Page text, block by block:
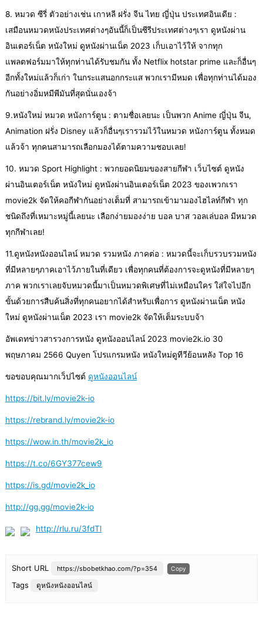
8. หมวด ซีรี่ ตัวอย่างเช่น เกาหลี ฝรั่ง จีน ไทย ญี่ปุ่น ประเทศอินเดีย :
เสมือนหมวดหนังประเทศต่างๆอันนี้ก็เป็นซีรีประเทศต่างๆเรา ดูหนังผ่าน
อินเตอร์เน็ต หนังใหม่ ดูหนังผ่านเน็ต 2023 เก็บเอาไว้ให้ จากทุก
แพลตฟอร์มมาให้ทุกท่านได้รับชมกัน ทั้ง Netflix hotstar prime และก็อื่นๆ
อีกทั้งใหม่แล้วก็เก่า ในกระแสนอกกระแส พวกเรามีหมด เพื่อทุกท่านได้มอง
กันอย่างอิ่มหมีพีมันที่สุดนั่นเองจ้า
9.หนังใหม่ หมวด หนังการ์ตูน : ตามชื่อเลยนะ เป็นพวก Anime ญี่ปุ่น จีน,
Animation ฝรั่ง Disney แล้วก็อื่นๆเรารวมไว้ในหมวด หนังการ์ตูน ทั้งหมด
แล้วจ้า ทุกคนสามารถเลือกมองได้ตามความชอบเลย!
10. หมวด Sport Highlight : พวกยอดนิยมของสายกีฬา เว็บไซต์ ดูหนัง
ผ่านอินเตอร์เน็ต หนังใหม่ ดูหนังผ่านอินเตอร์เน็ต 2023 ของเพวกเรา
movie2k จัดให้คอกีฬากันอย่างเต็มที่ สามารถเข้ามามองไฮไลท์กีฬา ทุก
ชนิดถึงที่เหมาะหมู่นี้เลยนะ เลือกง่ายมองง่าย บอล บาส วอลเล่บอล มีหมวด
ทุกกีฬาเลย!
11.ดูหนังหนังออนไลน์ หมวด รวมหนัง ภาคต่อ : หมวดนี้จะเก็บรวบรวมหนัง
ที่มีหลายๆภาคเอาไว้ภายในที่เดียว เพื่อทุกคนที่ต้องการจะดูหนังที่มีหลายๆ
ภาค พวกเราเลยจับหมวดนี้มาเป็นหมวดพิเศษที่ไม่เหมือนใคร ใส่ใจไปอีก
ขั้นด้วยการสืบค้นสิ่งที่ทุกคนอยากได้สำหรับเพื่อการ ดูหนังผ่านเน็ต หนัง
ใหม่ ดูหนังผ่านเน็ต 2023 เรา movie2k จัดให้เต็มระบบจ้า
อัพเดทข่าวสารวงการหนัง ดูหนังออนไลน์ 2023 movie2k.io 30
พฤษภาคม 2566 Quyen โปรแกรมหนัง หนังใหม่ดูทีวีย้อนหลัง Top 16
ขอขอบคุณมากเว็ปไซต์ ดูหนังออนไลน์
https://bit.ly/movie2k-io
https://rebrand.ly/movie2k-io
https://wow.in.th/movie2k_io
https://t.co/6GY377cew9
https://is.gd/movie2k_io
http://gg.gg/movie2k-io
http://rlu.ru/3fdTl
Short URL https://sbobetkhao.com/?p=354 Copy
Tags ดูหนังหนังออนไลน์